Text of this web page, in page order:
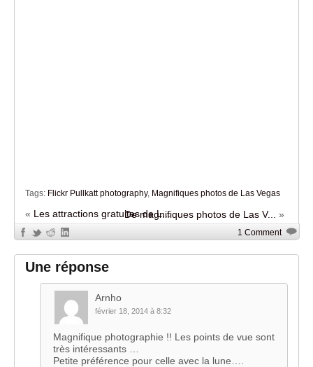
Tags: Flickr Pullkatt photography, Magnifiques photos de Las Vegas
« Les attractions gratuites de L...De magnifiques photos de Las V... »
1 Comment
Une réponse
Arnho
février 18, 2014 à 8:32
Magnifique photographie !! Les points de vue sont
très intéressants …
Petite préférence pour celle avec la lune….